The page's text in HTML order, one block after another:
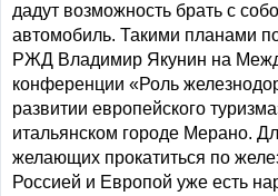
дадут возможность брать с
автомобиль. Такими планами
РЖД Владимир Якунин на
конференции «Роль
развитии европейского
итальянском городе Мерано.
желающих прокатиться по
Россией и Европой уже есть